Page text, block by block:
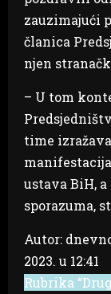
zauzimajući
članica
njen
– U tom
time
ustava BiH,
sporazuma,
Autor:
2023. u 12:41
Rubrika